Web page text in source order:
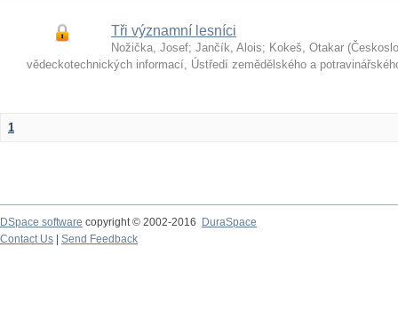
Tři významní lesníci
Nožička, Josef; Jančík, Alois; Kokeš, Otakar (
vědeckotechnických informací, Ústředí zemědělského a
1
DSpace software copyright © 2002-2016
DuraSpace
Contact Us
Send Feedback